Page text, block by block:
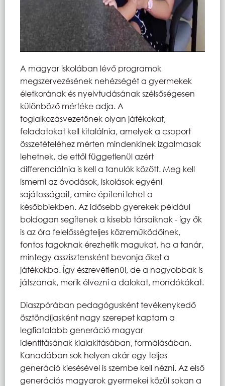
A magyar iskolában lévő programok
megszervezésének nehézségét a gyermekek
életkorának és nyelvtudásának szélsőségesen
különböző mértéke adja. A
foglalkozásvezetőnek olyan játékokat,
feladatokat kell kitalálnia, amelyek a csoport
összetételéhez mérten mindenkinek izgalmasak
lehetnek, de ettől függetlenül azért
differenciálnia is kell a tanulók között. Meg kell
ismerni az óvodások, iskolások egyéni
sajátosságait, amire építeni lehet a
későbbiekben. Az idősebb gyerekek például
boldogan segítenek a kisebb társaiknak - így ők
is az óra felelősségteljes közreműködőinek,
fontos tagoknak érezhetik magukat, ha a tanár,
mintegy asszisztensként bevonja őket a
játékokba. Így észrevétlenül, de a nagyobbak is
játszanak, merik élvezni a dalokat, mondókákat.
Diaszpórában pedagógusként tevékenykedő
ösztöndíjasként nagy szerepet kaptam a
legfiatalabb generáció magyar
identitásának kialakításában, formálásában.
Kanadában sok helyen akár egy teljes
generáció kiesésével is szembe kell nézni. Az első
generációs magyarok gyermekei közül sokan a